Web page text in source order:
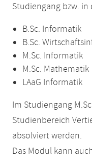
Studiengang bzw.
B.Sc. Informatik
B.Sc.
M.Sc. Informatik
M.Sc. Mathematik
LAaG Informatik
Im Studiengang
Studienbereich
absolviert werden.
Das Modul kann